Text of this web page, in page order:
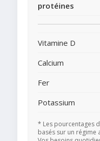
protéines
Vitamine D
Calcium
Fer
Potassium
* Les pourcentages
basés sur un régime